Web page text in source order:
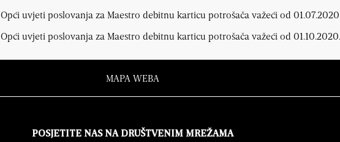
Opći uvjeti poslovanja za Maestro debitnu karticu potrošača važeći od
Opći uvjeti poslovanja za Maestro debitnu karticu potrošača važeći od
MAPA WEBA
POSJETITE NAS NA DRUŠTVENIM MREŽAMA